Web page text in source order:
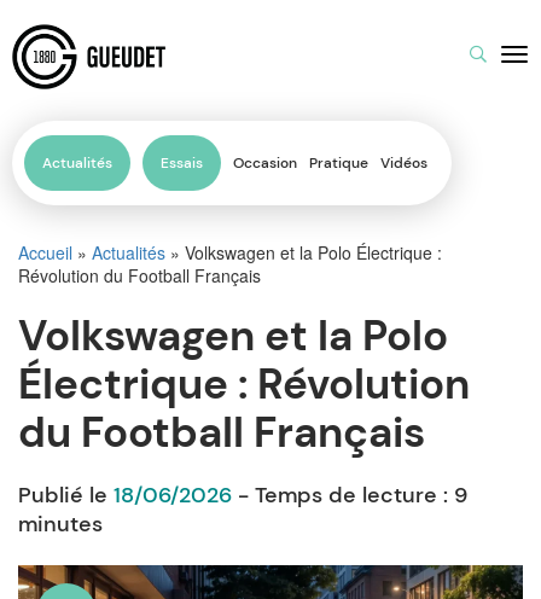
Actualités Essais Occasion Pratique Vidéos
Accueil » Actualités » Volkswagen et la Polo Électrique :
Révolution du Football Français
Volkswagen et la Polo
Électrique : Révolution
du Football Français
Publié le 18/06/2026 - Temps de lecture : 9
minutes